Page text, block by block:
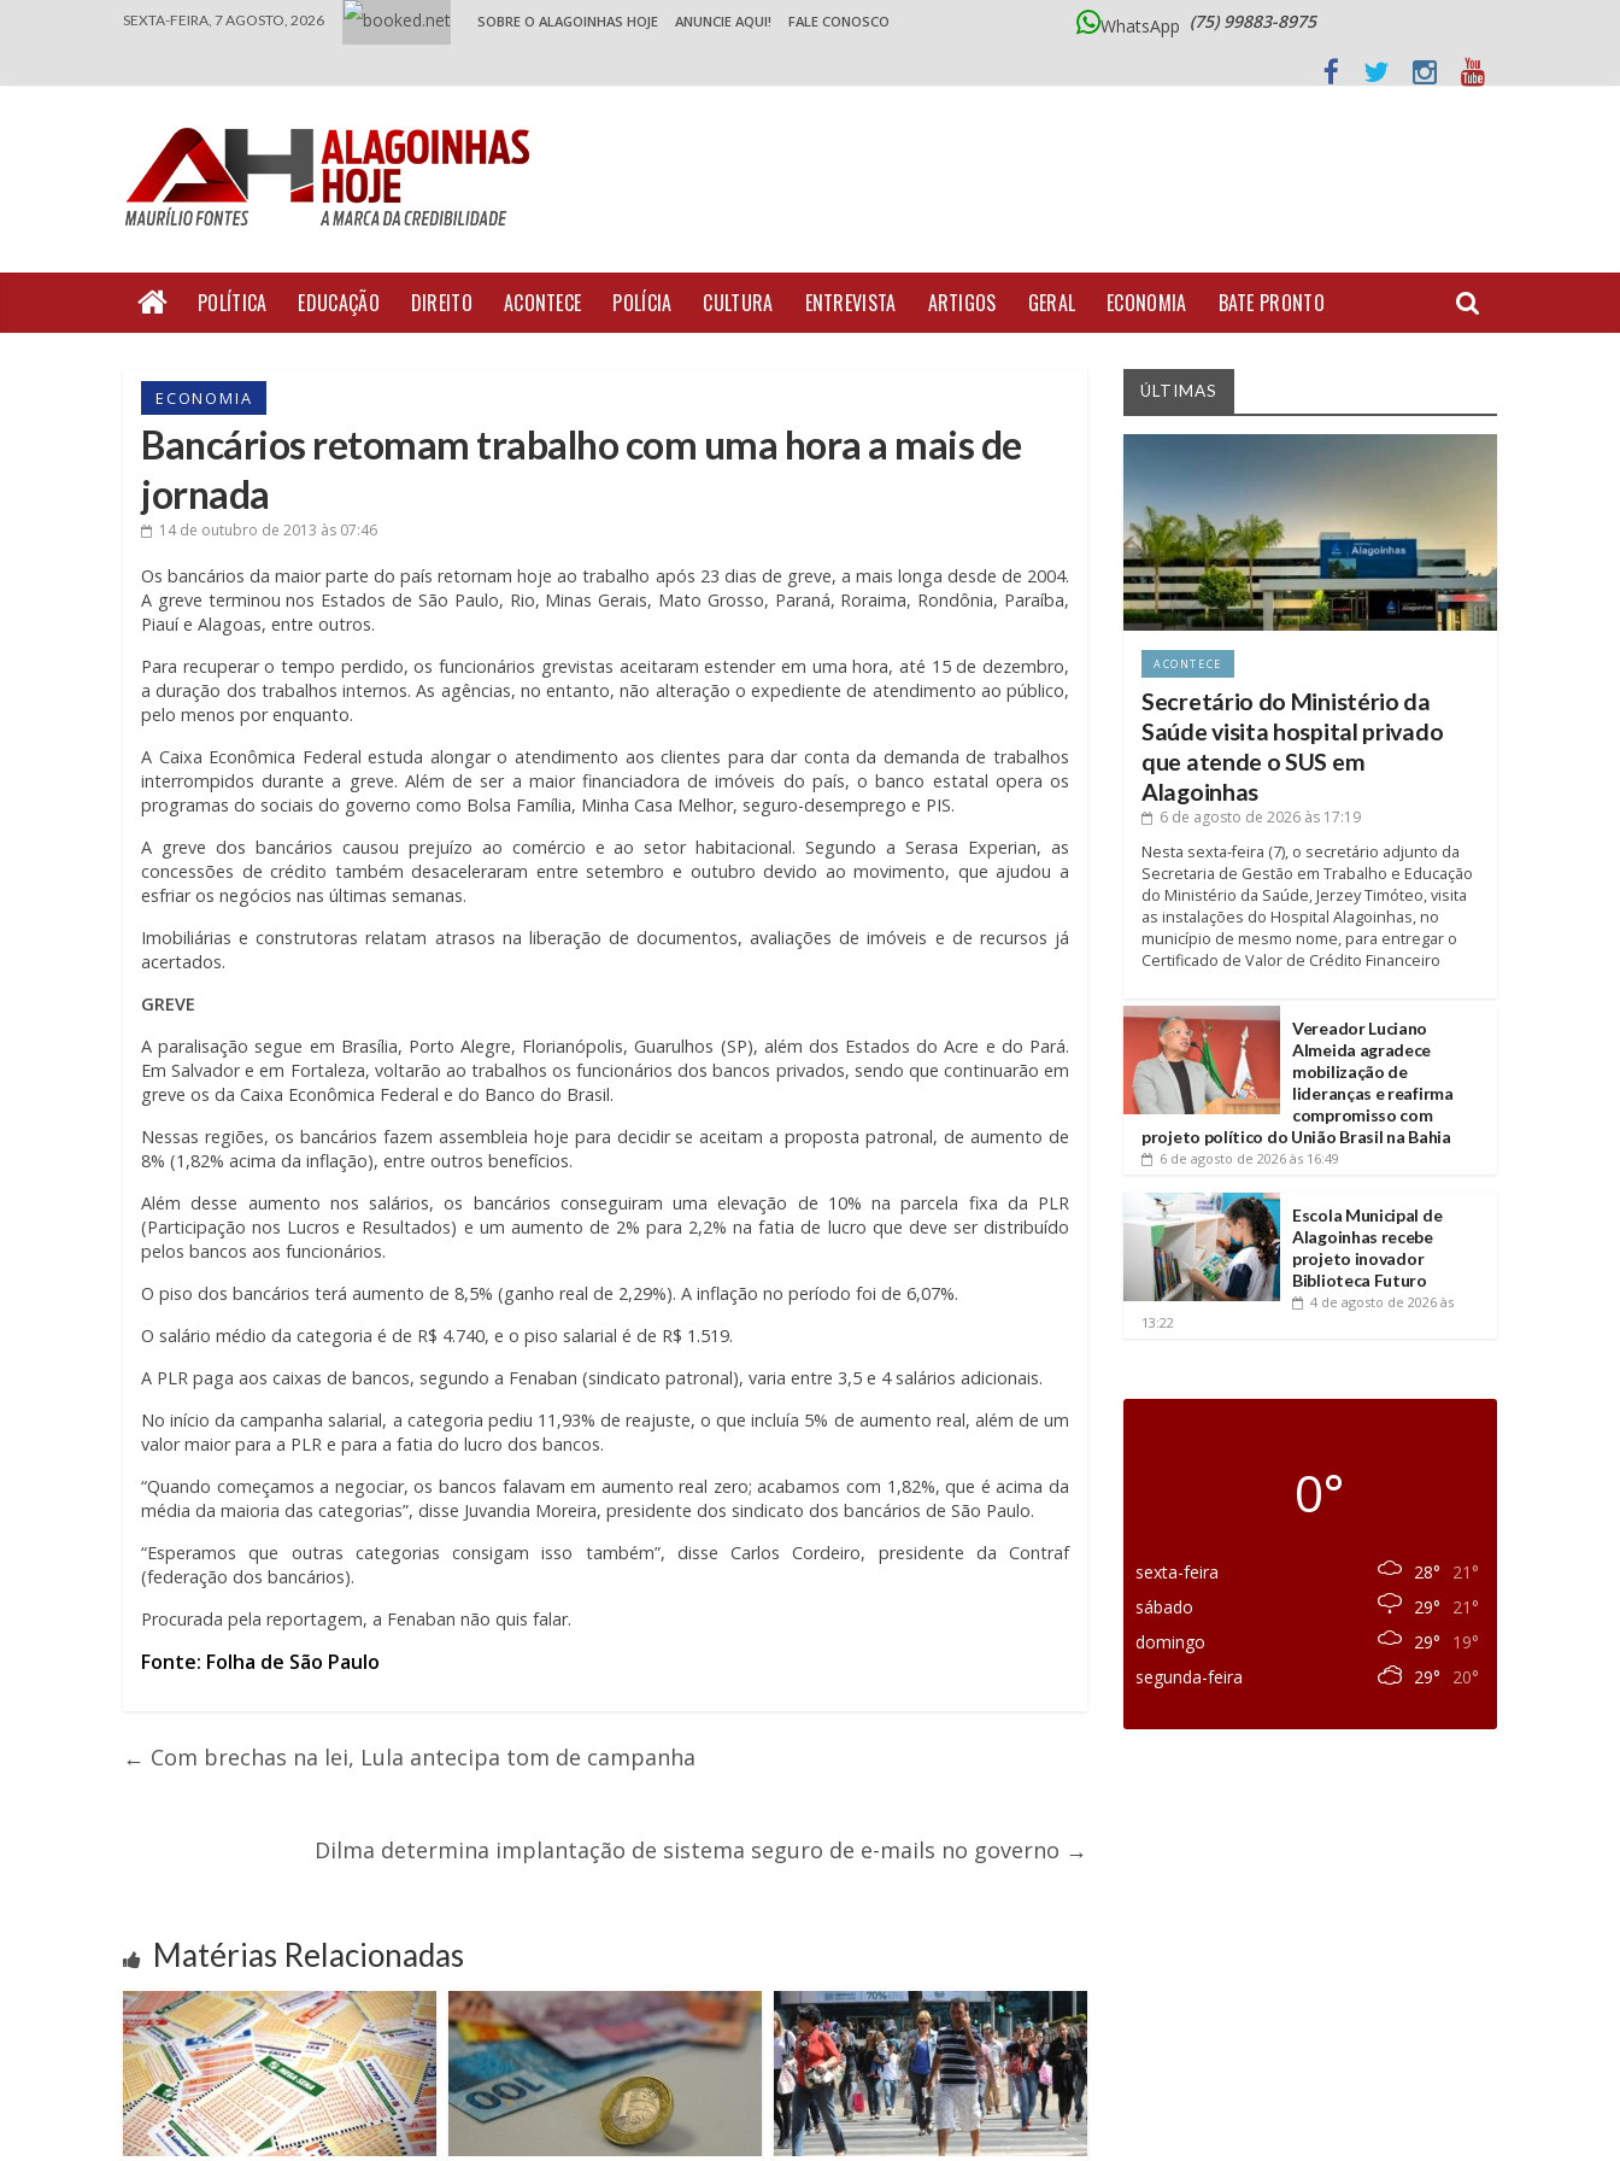
SEXTA-FEIRA, 7 AGOSTO, 2026 SOBRE O ALAGOINHAS HOJE ANUNCIE AQUI! FALE CONOSCO WhatsApp (75) 99883-8975
POLÍTICA EDUCAÇÃO DIREITO ACONTECE POLÍCIA CULTURA ENTREVISTA ARTIGOS GERAL ECONOMIA BATE PRONTO
ECONOMIA
Bancários retomam trabalho com uma hora a mais de
jornada
14 de outubro de 2013 às 07:46
Os bancários da maior parte do país retornam hoje ao trabalho após 23 dias de greve, a mais longa desde de 2004.
A greve terminou nos Estados de São Paulo, Rio, Minas Gerais, Mato Grosso, Paraná, Roraima, Rondônia, Paraíba,
Piauí e Alagoas, entre outros.
Para recuperar o tempo perdido, os funcionários grevistas aceitaram estender em uma hora, até 15 de dezembro,
a duração dos trabalhos internos. As agências, no entanto, não alteração o expediente de atendimento ao público,
pelo menos por enquanto.
A Caixa Econômica Federal estuda alongar o atendimento aos clientes para dar conta da demanda de trabalhos
interrompidos durante a greve. Além de ser a maior financiadora de imóveis do país, o banco estatal opera os
programas do sociais do governo como Bolsa Família, Minha Casa Melhor, seguro-desemprego e PIS.
A greve dos bancários causou prejuízo ao comércio e ao setor habitacional. Segundo a Serasa Experian, as
concessões de crédito também desaceleraram entre setembro e outubro devido ao movimento, que ajudou a
esfriar os negócios nas últimas semanas.
Imobiliárias e construtoras relatam atrasos na liberação de documentos, avaliações de imóveis e de recursos já
acertados.
GREVE
A paralisação segue em Brasília, Porto Alegre, Florianópolis, Guarulhos (SP), além dos Estados do Acre e do Pará.
Em Salvador e em Fortaleza, voltarão ao trabalhos os funcionários dos bancos privados, sendo que continuarão em
greve os da Caixa Econômica Federal e do Banco do Brasil.
Nessas regiões, os bancários fazem assembleia hoje para decidir se aceitam a proposta patronal, de aumento de
8% (1,82% acima da inflação), entre outros benefícios.
Além desse aumento nos salários, os bancários conseguiram uma elevação de 10% na parcela fixa da PLR
(Participação nos Lucros e Resultados) e um aumento de 2% para 2,2% na fatia de lucro que deve ser distribuído
pelos bancos aos funcionários.
O piso dos bancários terá aumento de 8,5% (ganho real de 2,29%). A inflação no período foi de 6,07%.
O salário médio da categoria é de R$ 4.740, e o piso salarial é de R$ 1.519.
A PLR paga aos caixas de bancos, segundo a Fenaban (sindicato patronal), varia entre 3,5 e 4 salários adicionais.
No início da campanha salarial, a categoria pediu 11,93% de reajuste, o que incluía 5% de aumento real, além de um
valor maior para a PLR e para a fatia do lucro dos bancos.
“Quando começamos a negociar, os bancos falavam em aumento real zero; acabamos com 1,82%, que é acima da
média da maioria das categorias”, disse Juvandia Moreira, presidente dos sindicato dos bancários de São Paulo.
“Esperamos que outras categorias consigam isso também”, disse Carlos Cordeiro, presidente da Contraf
(federação dos bancários).
Procurada pela reportagem, a Fenaban não quis falar.
Fonte: Folha de São Paulo
← Com brechas na lei, Lula antecipa tom de campanha
Dilma determina implantação de sistema seguro de e-mails no governo →
Matérias Relacionadas
ÚLTIMAS
ACONTECE
Secretário do Ministério da
Saúde visita hospital privado
que atende o SUS em
Alagoinhas
6 de agosto de 2026 às 17:19
Nesta sexta-feira (7), o secretário adjunto da
Secretaria de Gestão em Trabalho e Educação
do Ministério da Saúde, Jerzey Timóteo, visita
as instalações do Hospital Alagoinhas, no
município de mesmo nome, para entregar o
Certificado de Valor de Crédito Financeiro
Vereador Luciano
Almeida agradece
mobilização de
lideranças e reafirma
compromisso com
projeto político do União Brasil na Bahia
6 de agosto de 2026 às 16:49
Escola Municipal de
Alagoinhas recebe
projeto inovador
Biblioteca Futuro
4 de agosto de 2026 às
13:22
0°
sexta-feira 28°
21°
sábado
29°
21°
domingo
29°
19°
segunda-feira
29° 20°